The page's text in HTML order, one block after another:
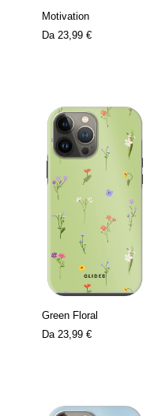
Motivation
Da 23,99 €
Green Floral
Da 23,99 €